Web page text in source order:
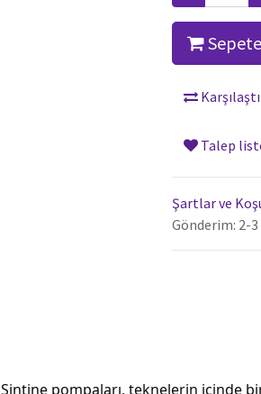
Talep
Şartlar ve
Gönderim: 2-3
Sintine pompaları, teknelerin içinde